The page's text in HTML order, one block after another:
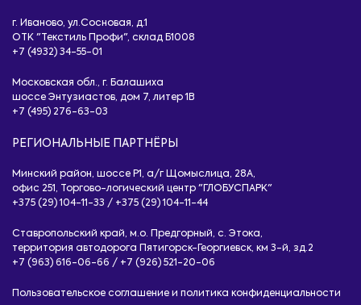
г. Иваново, ул.Сосновая, д.1
ОТК "Текстиль Профи", склад Б1008
+7 (4932) 34-55-01
Московская обл., г. Балашиха
шоссе Энтузиастов, дом 7, литер 1B
+7 (495) 276-63-03
РЕГИОНАЛЬНЫЕ ПАРТНЁРЫ
Минский район, шоссе Р1, а/г Щомыслица, 28А,
офис 251, Торгово-логический центр "ГЛОБУСПАРК"
+375 (29) 104-11-33 / +375 (29) 104-11-44
Ставропольский край, м.о. Предгорный, с. Этока,
территория автодорога Пятигорск-Георгиевск, км 3-й, зд.2
+7 (963) 616-06-66 / +7 (926) 521-20-06
Пользовательское соглашение и политика конфиденциальности